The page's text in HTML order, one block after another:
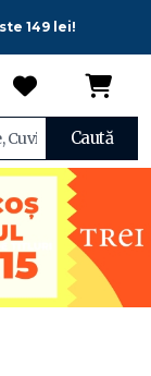
149 lei!
Caută